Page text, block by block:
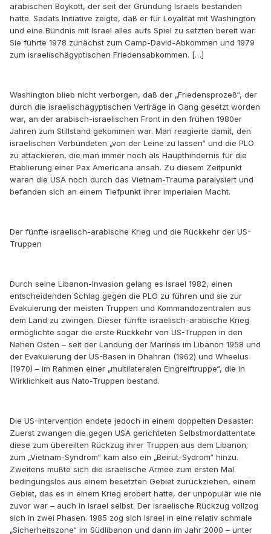
arabischen Boykott, der seit der Gründung Israels bestanden
hatte. Sadats Initiative zeigte, daß er für Loyalität mit Washington
und eine Bündnis mit Israel alles aufs Spiel zu setzten bereit war.
Sie führte 1978 zunächst zum Camp-David-Abkommen und 1979
zum israelischägyptischen Friedensabkommen. […]
Washington blieb nicht verborgen, daß der „Friedensprozeß“, der
durch die israelischägyptischen Verträge in Gang gesetzt worden
war, an der arabisch-israelischen Front in den frühen 1980er
Jahren zum Stillstand gekommen war. Man reagierte damit, den
israelischen Verbündeten „von der Leine zu lassen“ und die PLO
zu attackieren, die man immer noch als Haupthindernis für die
Etablierung einer Pax Americana ansah. Zu diesem Zeitpunkt
waren die USA noch durch das Vietnam-Trauma paralysiert und
befanden sich an einem Tiefpunkt ihrer imperialen Macht.
Der fünfte israelisch-arabische Krieg und die Rückkehr der US-
Truppen
Durch seine Libanon-Invasion gelang es Israel 1982, einen
entscheidenden Schlag gegen die PLO zu führen und sie zur
Evakuierung der meisten Truppen und Kommandozentralen aus
dem Land zu zwingen. Dieser fünfte israelisch-arabische Krieg
ermöglichte sogar die erste Rückkehr von US-Truppen in den
Nahen Osten – seit der Landung der Marines im Libanon 1958 und
der Evakuierung der US-Basen in Dhahran (1962) und Wheelus
(1970) – im Rahmen einer „multilateralen Eingreiftruppe“, die in
Wirklichkeit aus Nato-Truppen bestand.
Die US-Intervention endete jedoch in einem doppelten Desaster:
Zuerst zwangen die gegen USA gerichteten Selbstmordattentate
diese zum übereilten Rückzug ihrer Truppen aus dem Libanon;
zum „Vietnam-Syndrom“ kam also ein „Beirut-Sydrom“ hinzu.
Zweitens mußte sich die israelische Armee zum ersten Mal
bedingungslos aus einem besetzten Gebiet zurückziehen, einem
Gebiet, das es in einem Krieg erobert hatte, der unpopulär wie nie
zuvor war – auch in Israel selbst. Der israelische Rückzug vollzog
sich in zwei Phasen. 1985 zog sich Israel in eine relativ schmale
„Sicherheitszone“ im Südlibanon und dann im Jahr 2000 – unter